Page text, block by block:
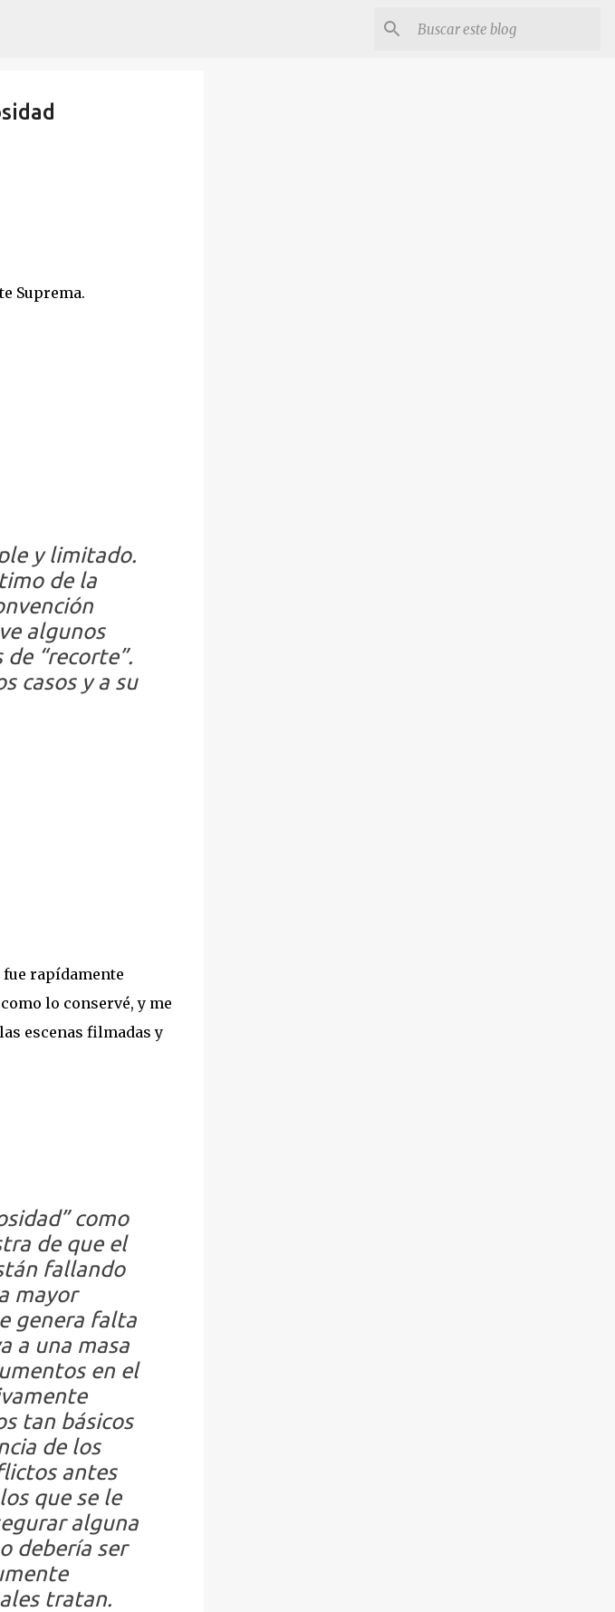
Suprema.
y limitado.
de la
algunos
“recorte”.
casos y a su
rapídamente
lo conservé, y me
escenas filmadas y
como
de que el
fallando
mayor
genera falta
a una masa
en el
tan básicos
de los
antes
que se le
alguna
debería ser
tratan.